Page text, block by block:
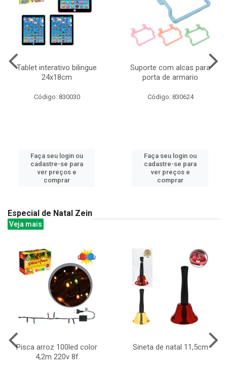
Tablet interativo bilingue
24x18cm
Código: 830030
Faça seu login ou
cadastre-se para
ver preços e
comprar
Suporte com alcas para
porta de armario
Código: 830624
Faça seu login ou
cadastre-se para
ver preços e
comprar
Especial de Natal Zein
Veja mais
Pisca arroz 100led color
4,2m 220v 8f
Sineta de natal 11,5cm